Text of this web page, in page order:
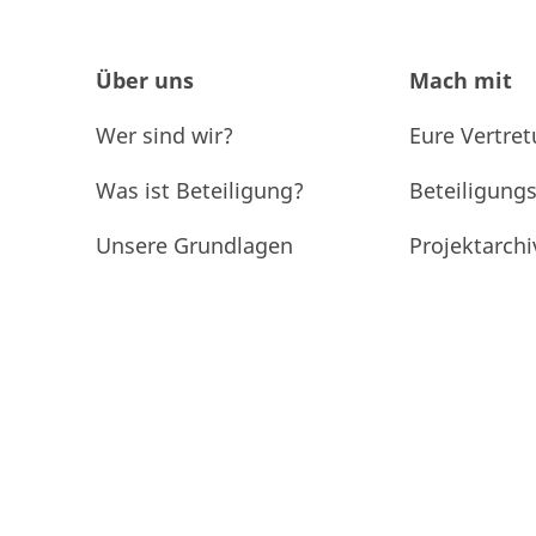
Über uns
Wer sind wir?
Was ist Beteiligung?
Unsere Grundlagen
Mach mit
Eure